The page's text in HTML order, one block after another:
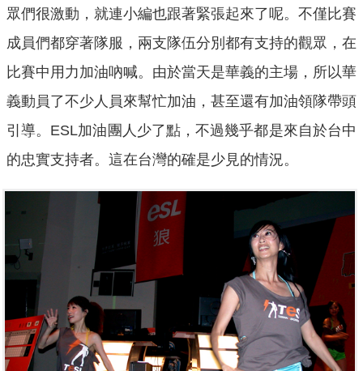
眾們很激動，就連小編也跟著緊張起來了呢。不僅比賽
成員們都穿著隊服，兩支隊伍分別都有支持的觀眾，在
比賽中用力加油吶喊。由於當天是華義的主場，所以華
義動員了不少人員來幫忙加油，甚至還有加油領隊帶頭
引導。ESL加油團人少了點，不過幾乎都是來自於台中
的忠實支持者。這在台灣的確是少見的情況。